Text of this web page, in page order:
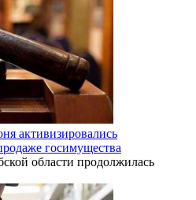
активизировались
госимущества
области продолжилась